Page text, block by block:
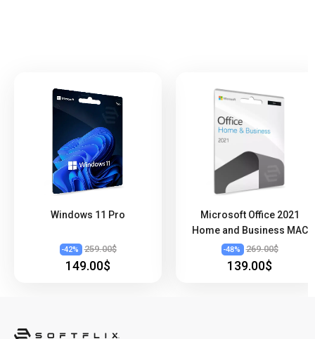
Windows 11 Pro
-42% 259.00$
149.00$
Microsoft Office 2021
Home and Business MAC
-48% 269.00$
139.00$